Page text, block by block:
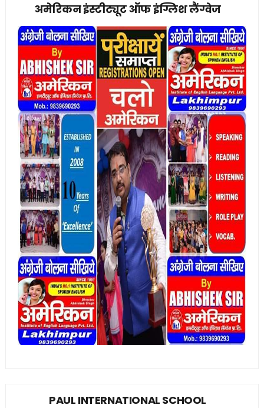
अमेरिकन इंस्टीट्यूट ऑफ इंग्लिश लैंग्वेज
PAUL INTERNATIONAL SCHOOL